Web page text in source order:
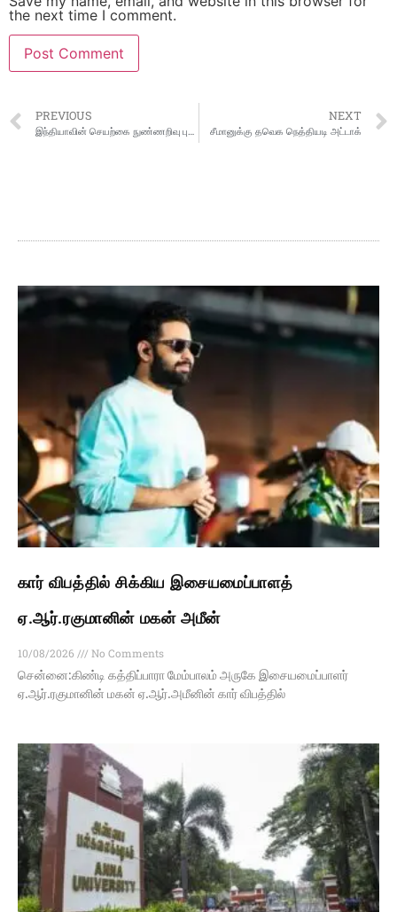
the next time I comment.
PREVIOUS NEXT
சீமானுக்கு தவெக நெத்தியடி அட்டாக்
கார் விபத்தில் சிக்கிய இசையமைப்பாளத்
ஏ.ஆர்.ரகுமானின் மகன் அமீன்
10/08/2026
No Comments
சென்னை:கிண்டி கத்திப்பாரா மேம்பாலம் அருகே இசையமைப்பாளர்
ஏ.ஆர்.ரகுமானின் மகன் ஏ.ஆர்.அமீனின் கார் விபத்தில்